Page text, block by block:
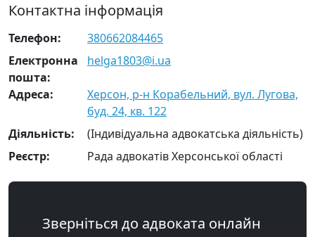
Контактна інформація
Телефон:
380662084465
Електронна
пошта:
helga1803@i.ua
Адреса:
Херсон, р-н Корабельний, вул. Лугова,
буд. 24, кв. 122
Діяльність:
(Індивідуальна адвокатська діяльність)
Реєстр:
Рада адвокатів Херсонської області
Зверніться до адвоката онлайн